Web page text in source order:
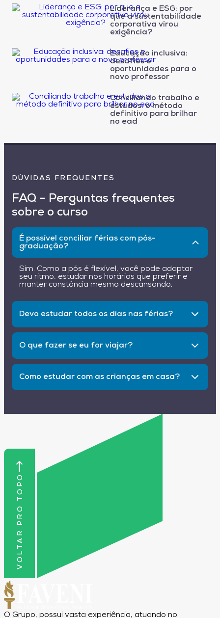
Liderança e ESG: por
que a sustentabilidade
corporativa virou
exigência?
Educação inclusiva:
desafios e
oportunidades para o
novo professor
Conciliando trabalho e
estudos: o método
definitivo para brilhar
no ead
DÚVIDAS FREQUENTES
FAQ - Perguntas frequentes
sobre o curso
É possível conciliar férias com pós-
graduação?
Sim. Como a pós é flexível, você pode adaptar
seu ritmo, estudar nos horários que preferir e
manter constância mesmo descansando.
Devo estudar todos os dias nas férias?
Não. O ideal é criar metas leves, como assistir
perder o ritmo.
O que fazer se eu for viajar?
A dica é adiantar algumas aulas antes da
preocupação ou acúmulo no retorno.
Como estudar com as crianças em casa?
VOLTAR PRO TOPO
O Grupo, possui vasta experiência, atuando no